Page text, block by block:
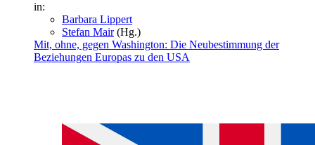
in:
Barbara Lippert
Stefan Mair(Hg.)
Mit, ohne, gegen Washington: Die Neubestimmung der
Bezie­hungen Europas zu den USA